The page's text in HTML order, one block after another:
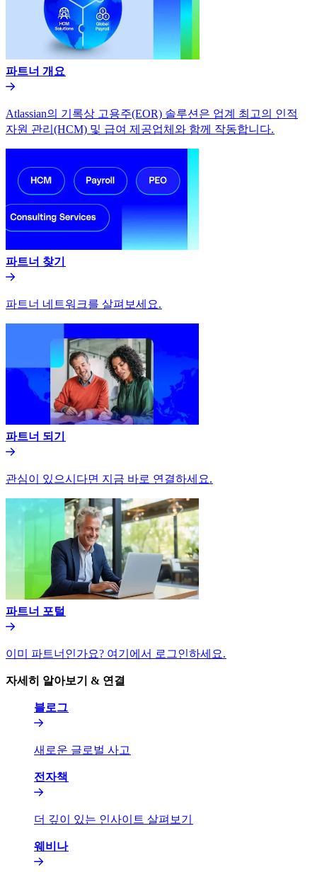
파트너 개요​​
Atlassian의 기록상 고용주(EOR) 솔루션은 업계 최고의 인적
자원 관리(HCM) 및 급여 제공업체와 함께 작동합니다.​​
파트너 찾기​​
파트너 네트워크를 살펴보세요.​​
파트너 되기​​
관심이 있으시다면 지금 바로 연결하세요.​​
파트너 포털​​
이미 파트너인가요? 여기에서 로그인하세요.​​
자세히 알아보기 & 연결​​
블로그​​
새로운 글로벌 사고​​
전자책​​
더 깊이 있는 인사이트 살펴보기​​
웨비나​​